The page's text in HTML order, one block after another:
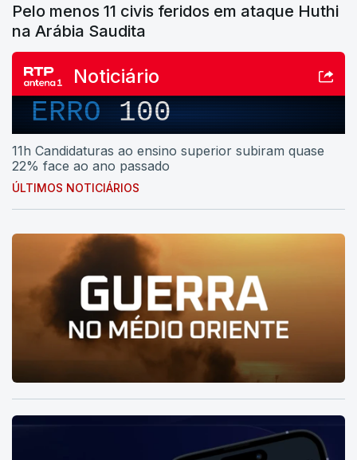
Pelo menos 11 civis feridos em ataque Huthi
na Arábia Saudita
Noticiário
ERRO100
11h Candidaturas ao ensino superior subiram quase
22% face ao ano passado
ÚLTIMOS NOTICIÁRIOS